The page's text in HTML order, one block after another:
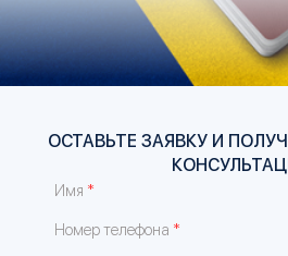
ОСТАВЬТЕ ЗАЯВКУ И
Имя *
Номер телефона *